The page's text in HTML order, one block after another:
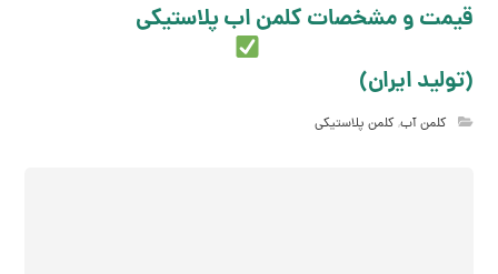
قیمت و مشخصات کلمن اب پلاستیکی
(تولید ایران)
کلمن آب,کلمن پلاستیکی